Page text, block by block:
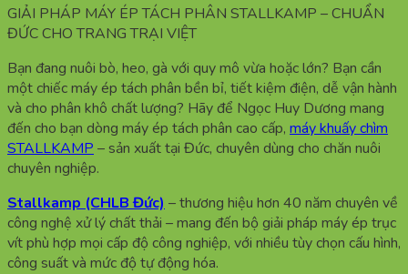
GIẢI PHÁP MÁY ÉP TÁCH PHÂN STALLKAMP – CHUẨN
ĐỨC CHO TRANG TRẠI VIỆT
Bạn đang nuôi bò, heo, gà với quy mô vừa hoặc lớn? Bạn cần
một chiếc máy ép tách phân bền bỉ, tiết kiệm điện, dễ vận hành
và cho phân khô chất lượng? Hãy để Ngọc Huy Dương mang
đến cho bạn dòng máy ép tách phân cao cấp, máy khuấy chìm
STALLKAMP – sản xuất tại Đức, chuyên dùng cho chăn nuôi
chuyên nghiệp.
Stallkamp (CHLB Đức) – thương hiệu hơn 40 năm chuyên về
công nghệ xử lý chất thải – mang đến bộ giải pháp máy ép trục
vít phù hợp mọi cấp độ công nghiệp, với nhiều tùy chọn cấu hình,
công suất và mức độ tự động hóa.